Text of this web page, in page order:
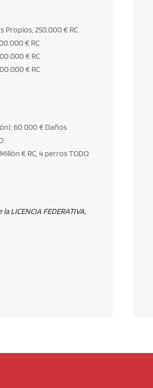
Propios, 250.000 € RC
€ RC
€ RC
€ RC
60.000 € Daños
€ RC, 4 perros TODO
LICENCIA FEDERATIVA,